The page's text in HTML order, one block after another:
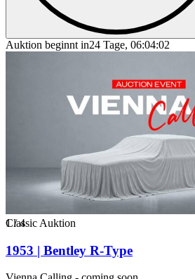
Auktion beginnt in24 Tage, 06:04:02
1/4
Classic Auktion
1953 | Bentley R-Type